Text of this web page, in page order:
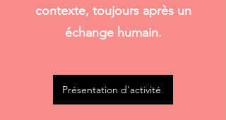
contexte, toujours après un
échange humain.
Présentation d'activité